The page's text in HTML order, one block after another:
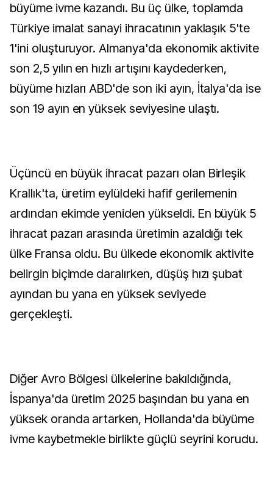
büyüme ivme kazandı. Bu üç ülke, toplamda
Türkiye imalat sanayi ihracatının yaklaşık 5'te
1'ini oluşturuyor. Almanya'da ekonomik aktivite
son 2,5 yılın en hızlı artışını kaydederken,
büyüme hızları ABD'de son iki ayın, İtalya'da ise
son 19 ayın en yüksek seviyesine ulaştı.
Üçüncü en büyük ihracat pazarı olan Birleşik
Krallık'ta, üretim eylüldeki hafif gerilemenin
ardından ekimde yeniden yükseldi. En büyük 5
ihracat pazarı arasında üretimin azaldığı tek
ülke Fransa oldu. Bu ülkede ekonomik aktivite
belirgin biçimde daralırken, düşüş hızı şubat
ayından bu yana en yüksek seviyede
gerçekleşti.
Diğer Avro Bölgesi ülkelerine bakıldığında,
İspanya'da üretim 2025 başından bu yana en
yüksek oranda artarken, Hollanda'da büyüme
ivme kaybetmekle birlikte güçlü seyrini korudu.